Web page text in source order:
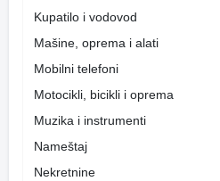
Kupatilo i vodovod
Mašine, oprema i alati
Mobilni telefoni
Motocikli, bicikli i oprema
Muzika i instrumenti
Nameštaj
Nekretnine